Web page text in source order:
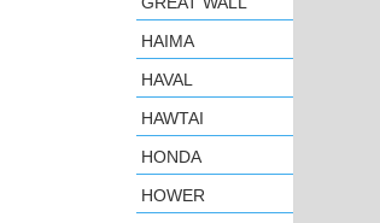
HAIMA
HAVAL
HAWTAI
HONDA
HOWER